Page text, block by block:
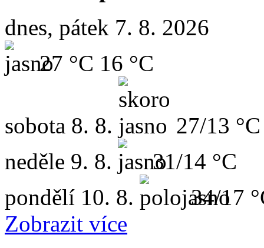
dnes, pátek 7. 8. 2026
27 °C 16 °C
sobota 8. 8.
27/13 °C
neděle 9. 8.
31/14 °C
pondělí 10. 8.
34/17
Zobrazit více